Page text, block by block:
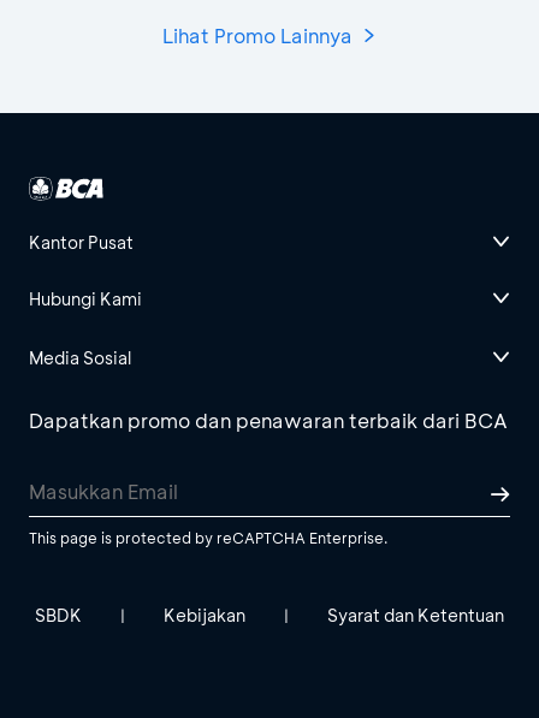
Lihat Promo Lainnya
Kantor Pusat
Hubungi Kami
Media Sosial
Dapatkan promo dan penawaran terbaik dari BCA
This page is protected by reCAPTCHA Enterprise.
SBDK | Kebijakan | Syarat dan Ketentuan